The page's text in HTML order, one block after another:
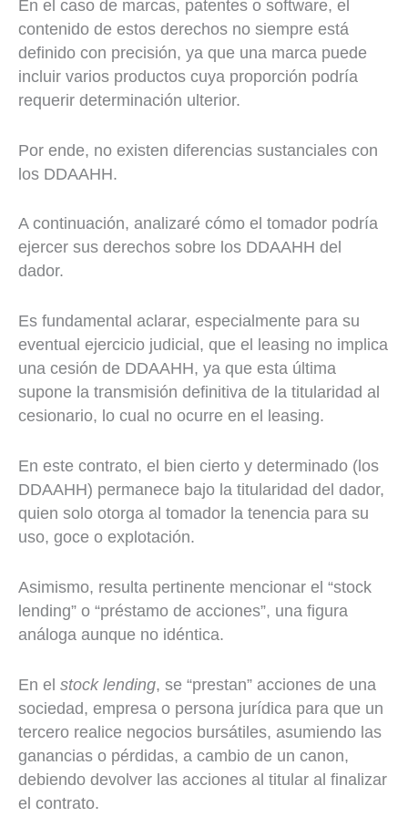
En el caso de marcas, patentes o software, el
contenido de estos derechos no siempre está
definido con precisión, ya que una marca puede
incluir varios productos cuya proporción podría
requerir determinación ulterior.
Por ende, no existen diferencias sustanciales con
los DDAAHH.
A continuación, analizaré cómo el tomador podría
ejercer sus derechos sobre los DDAAHH del
dador.
Es fundamental aclarar, especialmente para su
eventual ejercicio judicial, que el leasing no implica
una cesión de DDAAHH, ya que esta última
supone la transmisión definitiva de la titularidad al
cesionario, lo cual no ocurre en el leasing.
En este contrato, el bien cierto y determinado (los
DDAAHH) permanece bajo la titularidad del dador,
quien solo otorga al tomador la tenencia para su
uso, goce o explotación.
Asimismo, resulta pertinente mencionar el “stock
lending” o “préstamo de acciones”, una figura
análoga aunque no idéntica.
En el stock lending, se “prestan” acciones de una
sociedad, empresa o persona jurídica para que un
tercero realice negocios bursátiles, asumiendo las
ganancias o pérdidas, a cambio de un canon,
debiendo devolver las acciones al titular al finalizar
el contrato.